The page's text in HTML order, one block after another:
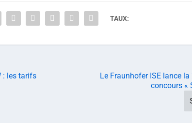
TAUX:
: les tarifs
Le Fraunhofer ISE lance
concours «